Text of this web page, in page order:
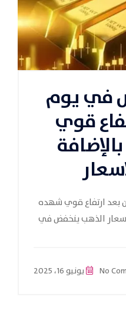
في يوم
قوي
بعد ارتفاع قوي شهده
الذهب ينخفض في
يونيو 16، 2025